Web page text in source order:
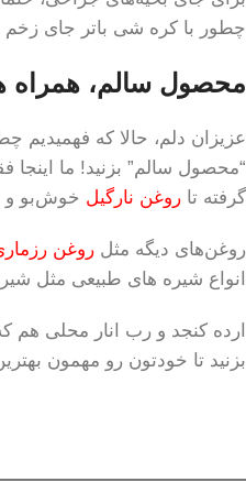
چطور با کره شی باتر جای زخم
محصول سالم، همراه
عزیزان دلم، حالا که
“محصول سالم” بزنید! ما
گرفته تا روغن نارگیل خوش‌بو و
روغن‌های دیگه مثل روغن
انواع شیره های طبیعی مثل
ارده کنجد و رب انار محلی
بزنید تا خودتون رو مهمون